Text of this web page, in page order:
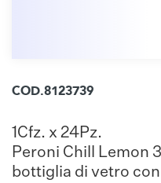
COD.8123739
1Cfz. x 24Pz.
Peroni Chill Lemon
bottiglia di vetro